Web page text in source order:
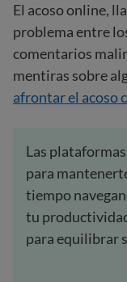
El acoso online,
problema entre
comentarios
mentiras sobre
afrontar el acoso
Las
para
tiempo
tu
para equilibrar